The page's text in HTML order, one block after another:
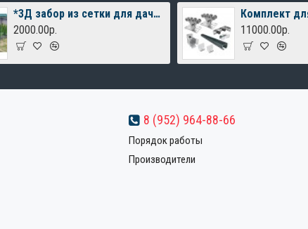
*3Д забор из сетки для дачного дома
2000.00р.
11000.00р.
8 (952) 964-88-66
Порядок работы
Производители